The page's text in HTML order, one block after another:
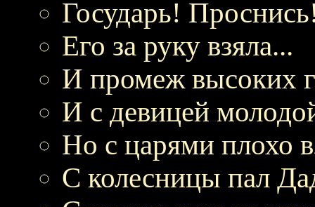
Государь!
Его за руку взяла...
И промеж высоких
И с девицей
Но с царями плохо
С колесницы пал